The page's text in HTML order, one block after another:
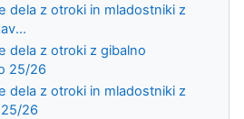
dela z otroki in mladostniki z
dela z otroki z gibalno
25/26
dela z otroki in mladostniki z
26